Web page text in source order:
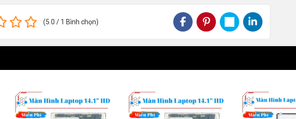
nước khoáng thiên nhiên, dấm trắng.
(5.0 / 1 Bình chọn)